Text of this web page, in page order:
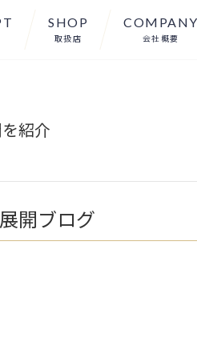
SHOP
取扱店
COMPANY
会社概要
紹介
開ブログ